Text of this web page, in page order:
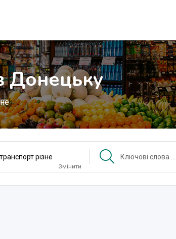
Донецьку
різне
Змінити